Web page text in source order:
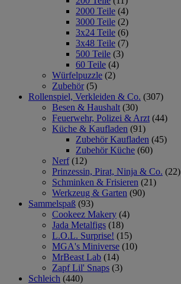
2000 Teile (4)
3000 Teile (2)
3x24 Teile (6)
3x48 Teile (7)
500 Teile (3)
60 Teile (4)
Würfelpuzzle (2)
Zubehör (5)
Rollenspiel, Verkleiden & Co. (307)
Besen & Haushalt (30)
Feuerwehr, Polizei & Arzt (44)
Küche & Kaufladen (91)
Zubehör Kaufladen (45)
Zubehör Küche (60)
Nerf (12)
Prinzessin, Pirat, Ninja & Co. (22)
Schminken & Frisieren (21)
Werkzeug & Garten (90)
Sammelspaß (93)
Cookeez Makery (4)
Jada Metalfigs (18)
L.O.L. Surprise! (15)
MGA's Miniverse (10)
MrBeast Lab (14)
Zapf Lil' Snaps (3)
Schleich (440)